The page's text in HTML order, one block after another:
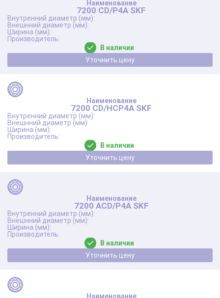
7200 CD/P4A SKF
В наличии
Уточнить цену
7200 CD/HCP4A SKF
В наличии
Уточнить цену
7200 ACD/P4A SKF
В наличии
Уточнить цену